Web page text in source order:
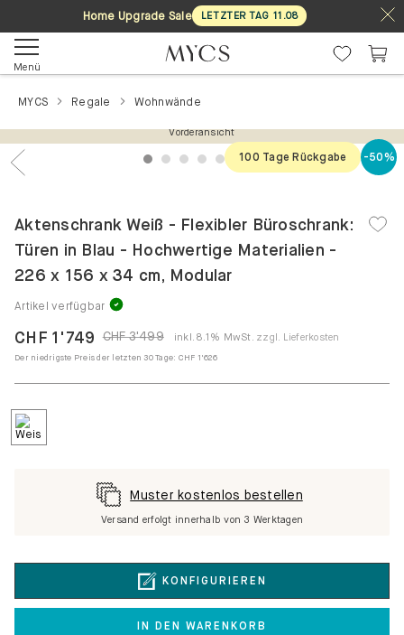
Home Upgrade Sale LETZTER TAG 11 .08
Menü
MYCS Regale Wohnwände
Vorderansicht
1 2 3 4 5 6 7
100 Tage Rückgabe -50%
Aktenschrank Weiß - Flexibler Büroschrank:
Türen in Blau - Hochwertige Materialien -
226 x 156 x 34 cm, Modular
Artikel verfügbar
CHF 3'499
CHF 1'749 inkl. 8.1% MwSt. zzgl. Lieferkosten
Der niedrigste Preis der letzten 30 Tage: CHF 1'626
KONFIGURIEREN
IN DEN WARENKORB
Muster kostenlos bestellen
Versand erfolgt innerhalb von 3 Werktagen